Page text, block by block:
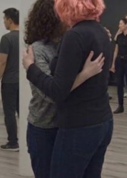
Profile Evènements
Website
Description
En adhérant à l'association
l'association pionnière de la
deux en salsa cubaine,
si tu le souhaites, participer
permettront de faire
dans le monde.